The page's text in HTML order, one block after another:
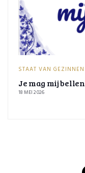
STAAT VAN GEZINNEN
Je mag mij bellen
18 MEI 2026